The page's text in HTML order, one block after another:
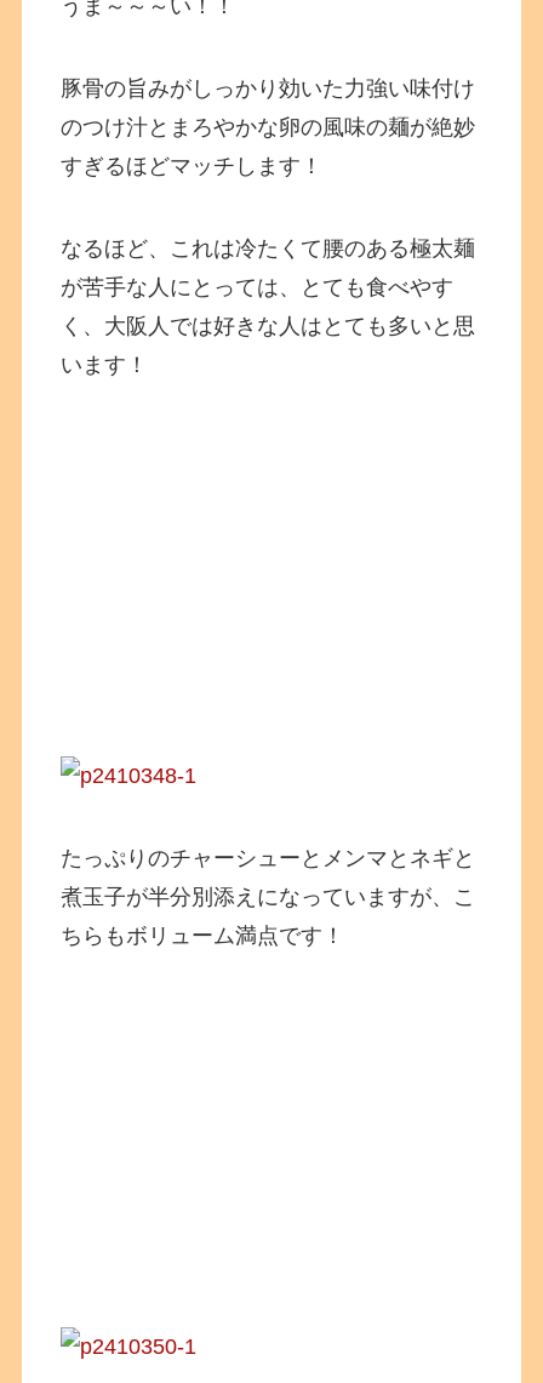
うま～～～い！！
豚骨の旨みがしっかり効いた力強い味付け
のつけ汁とまろやかな卵の風味の麺が絶妙
すぎるほどマッチします！
なるほど、これは冷たくて腰のある極太麺
が苦手な人にとっては、とても食べやす
く、大阪人では好きな人はとても多いと思
います！
たっぷりのチャーシューとメンマとネギと
煮玉子が半分別添えになっていますが、こ
ちらもボリューム満点です！